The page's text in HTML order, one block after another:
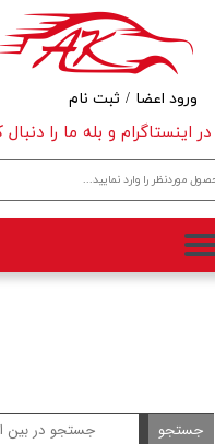
در اینستاگرام و بله ما را دنبال
ورود اعضا / ثبت نام
حساب کاربری من
تغییر گذر واژه
سفارشات
خروج از حساب کاربری
جستجو